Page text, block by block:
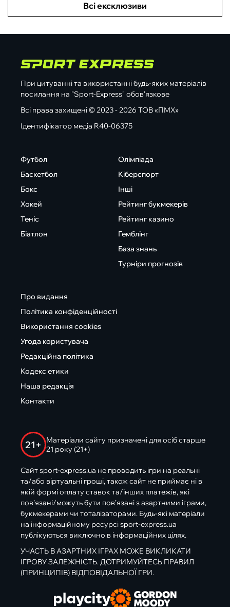
Всі ексклюзиви
При цитуванні та використанні будь-яких матеріалів
посилання на "Sport-Express" обов'язкове
Всі права захищені © 2023 - 2026 ТОВ «ПМХ»
Ідентифікатор медіа R40-06375
Футбол
Баскетбол
Бокс
Хокей
Теніс
Біатлон
Олімпіада
Кіберспорт
Інші
Рейтинг букмекерів
Рейтинг казино
Гемблінг
База знань
Турніри прогнозів
Про видання
Політика конфіденційності
Використання cookies
Угода користувача
Редакційна політика
Кодекс етики
Наша редакція
Контакти
21+
Матеріали сайту призначені для осіб старше
21 року (21+)
Сайт sport-express.ua не проводить ігри на реальні
та/або віртуальні гроші, також сайт не приймає ні в
якій формі оплату ставок та/інших платежів, які
пов’язані/можуть бути пов’язані з азартними іграми,
букмекерами чи тоталізаторами. Будь-які матеріали
на інформаційному ресурсі sport-express.ua
публікуються виключно в інформаційних цілях.
УЧАСТЬ В АЗАРТНИХ ІГРАХ МОЖЕ ВИКЛИКАТИ
ІГРОВУ ЗАЛЕЖНІСТЬ. ДОТРИМУЙТЕСЬ ПРАВИЛ
(ПРИНЦИПІВ) ВІДПОВІДАЛЬНОЇ ГРИ.